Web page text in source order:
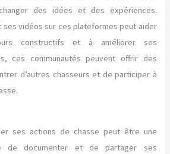
des idées et des expériences.
ses vidéos sur ces plateformes peut aider
constructifs et à améliorer ses
ces communautés peuvent offrir des
d’autres chasseurs et de participer à
ses actions de chasse peut être une
de documenter et de partager ses